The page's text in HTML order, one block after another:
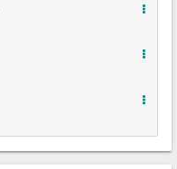
M
M
M
h
r